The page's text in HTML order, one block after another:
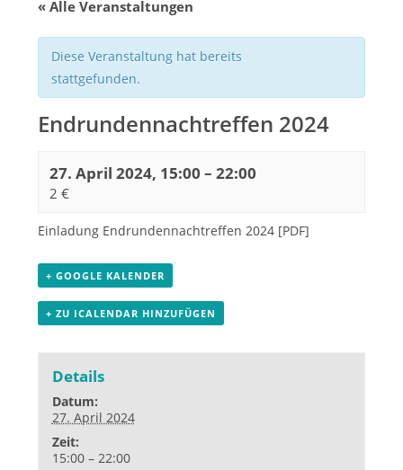
« Alle Veranstaltungen
Diese Veranstaltung hat bereits
stattgefunden.
Endrundennachtreffen 2024
27. April 2024, 15:00 –22:00
2 €
Einladung Endrundennachtreffen 2024 [PDF]
+ GOOGLE KALENDER
+ ZU ICALENDAR HINZUFÜGEN
Details
Datum:
27. April 2024
Zeit:
15:00 – 22:00